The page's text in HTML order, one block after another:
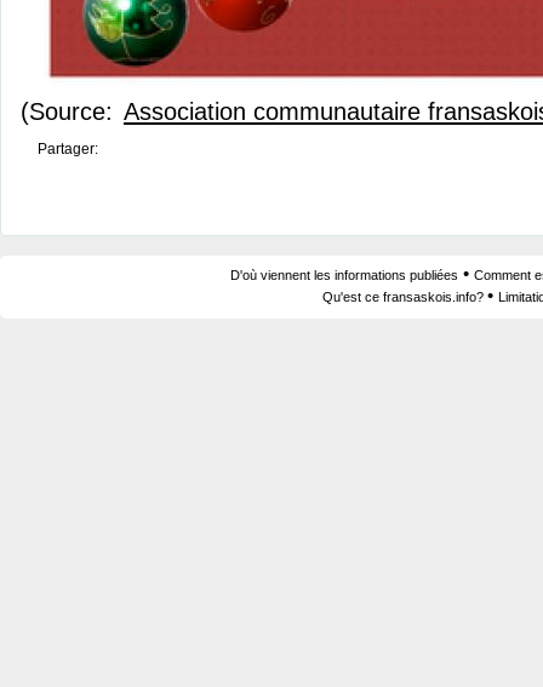
(Source: Association communautaire
Partager:
D'où viennent les informations publiées • Comment
Qu'est ce fransaskois.info? •